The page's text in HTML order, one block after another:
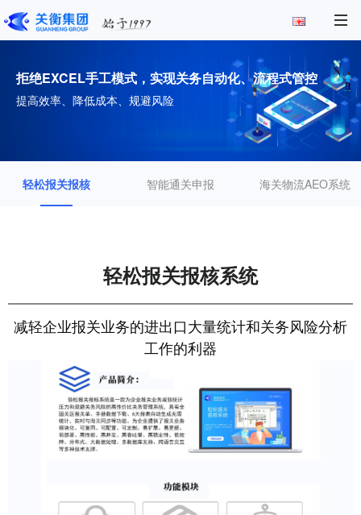
拒绝EXCEL手工模式，实现关务自动化、流程式管控
提高效率、降低成本、规避风险
轻松报关报核 智能通关申报 海关物流AEO系统
轻松报关报核系统
减轻企业报关业务的进出口大量统计和关务风险分析
工作的利器